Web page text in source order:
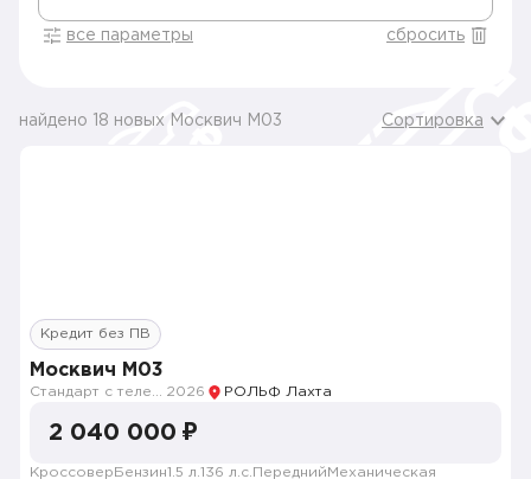
все параметры сбросить
найдено 18 новых Москвич M03 Сортировка
Кредит без ПВ
Москвич M03
2026 РОЛЬФ Лахта
2 040 000 ₽
Кроссовер Бензин1.5 л. 136 л.с. Передний Механическая